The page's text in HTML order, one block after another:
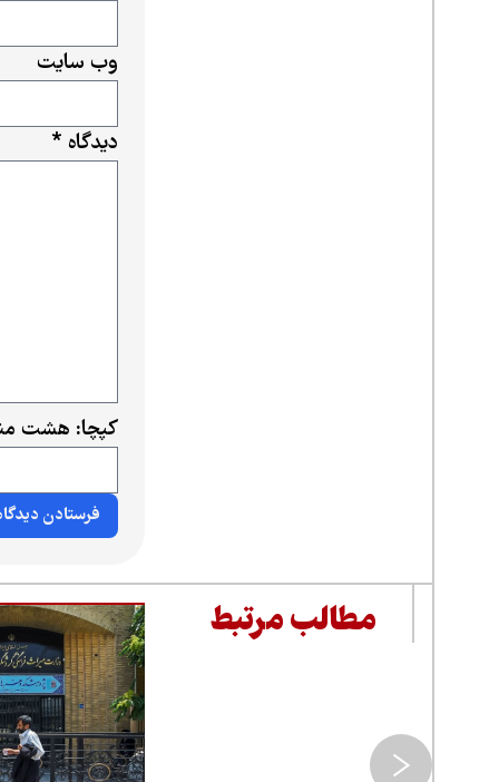
دیدگاه *
وب‌ سایت
کپچا: هشت
مطالب مرتبط